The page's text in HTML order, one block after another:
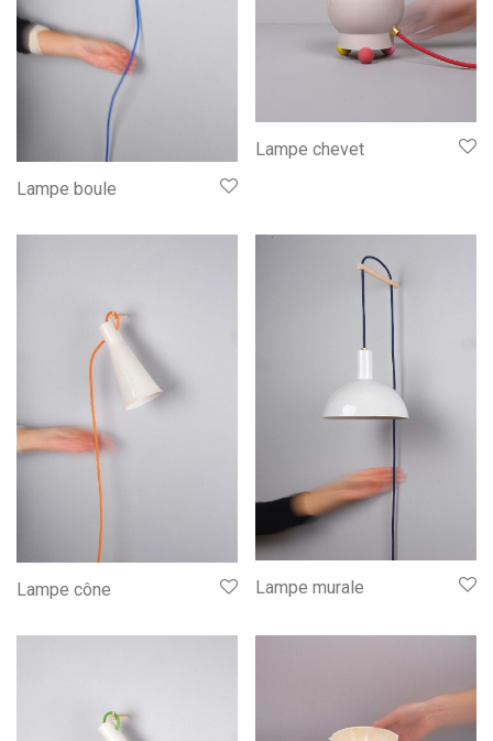
Lampe boule
Lampe chevet
Lampe cône Lampe murale